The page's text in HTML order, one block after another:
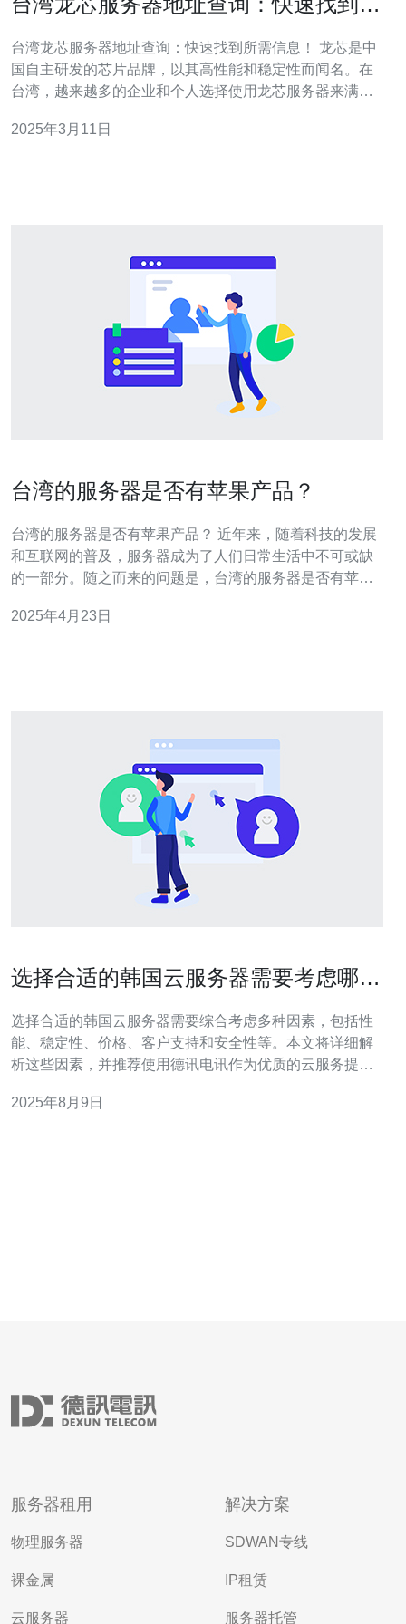
台湾龙芯服务器地址查询：快速找到所需信息！ 龙芯是中
国自主研发的芯片品牌，以其高性能和稳定性而闻名。在
台湾，越来越多的企业和个人选择使用龙芯服务器来满足
项繁琐的任务。本文将向您介绍一种快速查询台湾龙芯服
2025年3月11日
台湾的服务器是否有苹果产品？
台湾的服务器是否有苹果产品？ 近年来，随着科技的发展
和互联网的普及，服务器成为了人们日常生活中不可或缺
的一部分。随之而来的问题是，台湾的服务器是否有苹果
屿，拥有庞大的IT产业。在服务器市场上，台湾拥有众多
2025年4月23日
选择合适的韩国云服务器需要考虑哪些
选择合适的韩国云服务器需要综合考虑多种因素，包括性
能、稳定性、价格、客户支持和安全性等。本文将详细解
析这些因素，并推荐使用德讯电讯作为优质的云服务提供
性能是首要考虑因素 在选择韩国云服务器时，首先要关注
2025年8月9日
服务器租用
物理服务器
裸金属
云服务器
解决方案
SDWAN专线
IP租赁
服务器托管